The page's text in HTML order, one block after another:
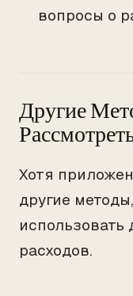
вопросы о
Другие
Хотя
другие
использовать
расходов.